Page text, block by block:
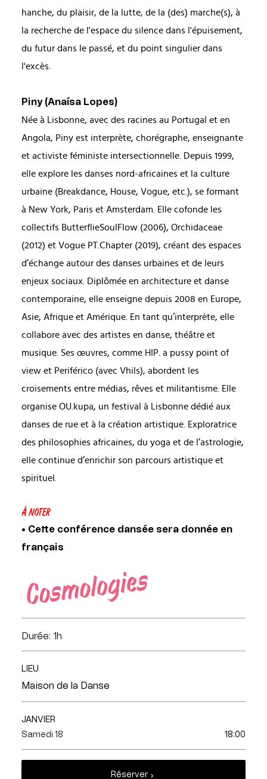
hanche, du plaisir, de la lutte, de la (des) marche(s), à
la recherche de l'espace du silence dans l'épuisement,
du futur dans le passé, et du point singulier dans
l'excès.
Piny (Anaísa Lopes)
Née à Lisbonne, avec des racines au Portugal et en
Angola, Piny est interprète, chorégraphe, enseignante
et activiste féministe intersectionnelle. Depuis 1999,
elle explore les danses nord-africaines et la culture
urbaine (Breakdance, House, Vogue, etc.), se formant
à New York, Paris et Amsterdam. Elle cofonde les
collectifs ButterflieSoulFlow (2006), Orchidaceae
(2012) et Vogue PT.Chapter (2019), créant des espaces
d’échange autour des danses urbaines et de leurs
enjeux sociaux. Diplômée en architecture et danse
contemporaine, elle enseigne depuis 2008 en Europe,
Asie, Afrique et Amérique. En tant qu’interprète, elle
collabore avec des artistes en danse, théâtre et
musique. Ses œuvres, comme HIP. a pussy point of
view et Periférico (avec Vhils), abordent les
croisements entre médias, rêves et militantisme. Elle
organise OU.kupa, un festival à Lisbonne dédié aux
danses de rue et à la création artistique. Exploratrice
des philosophies africaines, du yoga et de l’astrologie,
elle continue d’enrichir son parcours artistique et
spirituel.
À NOTER
• Cette conférence dansée sera donnée en
français
Durée: 1h
LIEU
Maison de la Danse
JANVIER
Samedi 18
18:00
Réserver